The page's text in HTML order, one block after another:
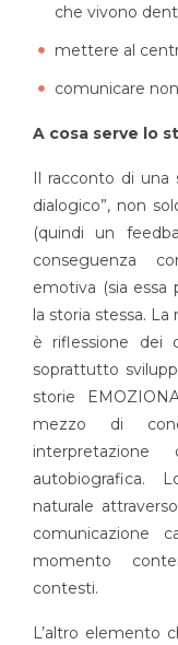
che vivono
mettere al
comunicare
A cosa serve lo
Il racconto di una
dialogico”, non
(quindi un
conseguenza
emotiva (sia essa
la storia stessa.
è riflessione dei
soprattutto
storie
mezzo di
autobiografica.
naturale
comunicazione
momento
contesti.
L’altro elemento